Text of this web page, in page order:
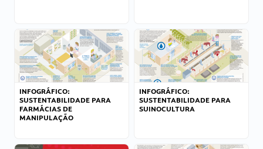
INFOGRÁFICO:
SUSTENTABILIDADE PARA
FARMÁCIAS DE
MANIPULAÇÃO
INFOGRÁFICO:
SUSTENTABILIDADE PARA
SUINOCULTURA